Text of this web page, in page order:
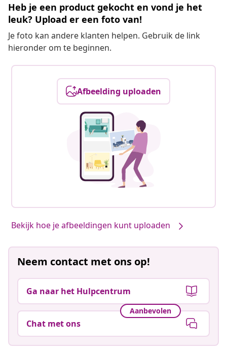
Heb je een product gekocht en vond je het
leuk? Upload er een foto van!
Je foto kan andere klanten helpen. Gebruik de link
hieronder om te beginnen.
Afbeelding uploaden
Bekijk hoe je afbeeldingen kunt uploaden
Neem contact met ons op!
Ga naar het Hulpcentrum
Aanbevolen
Chat met ons